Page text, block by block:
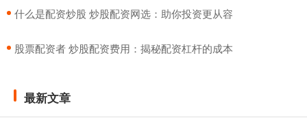
​什么是配资炒股 炒股配资网选：助你投资更从容
​股票配资者 炒股配资费用：揭秘配资杠杆的成本
最新文章